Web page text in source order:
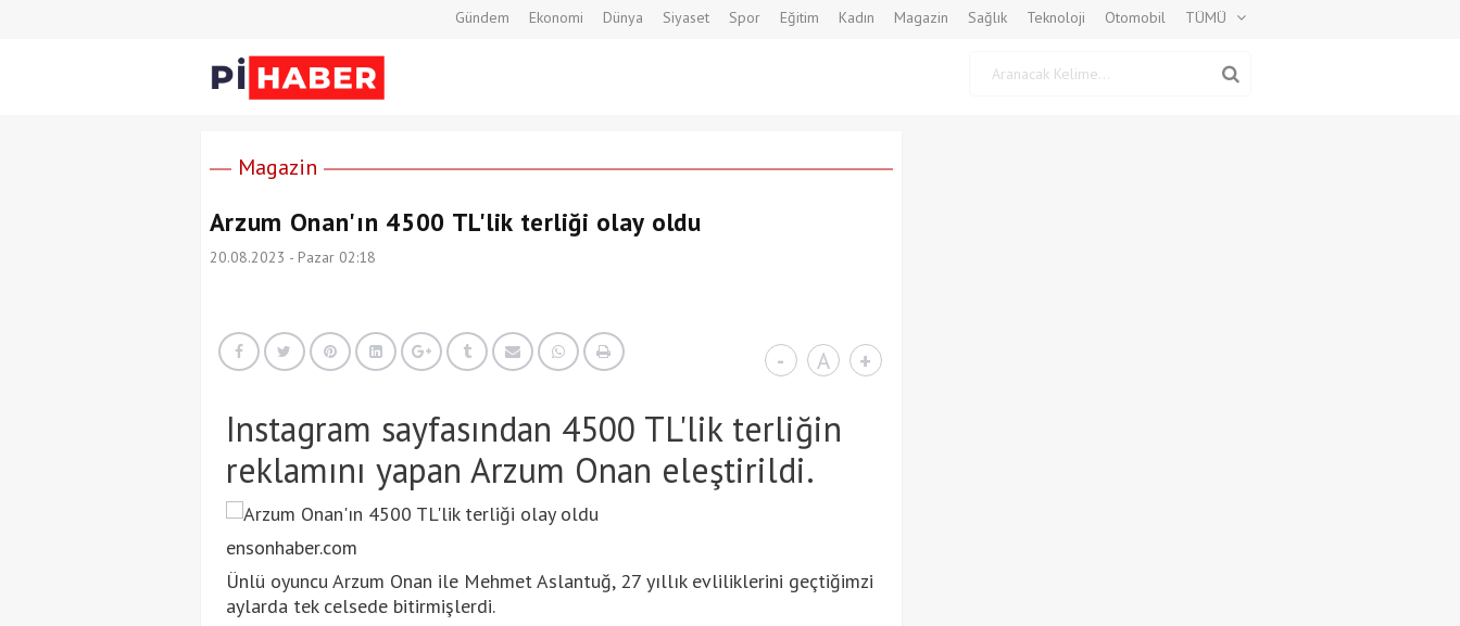
Gündem Ekonomi Dünya Siyaset Spor Eğitim Kadın Magazin Sağlık Teknoloji Otomobil TÜMÜ
Magazin
Arzum Onan'ın 4500 TL'lik terliği olay oldu
20.08.2023 - Pazar 02:18
- A +
Instagram sayfasından 4500 TL'lik terliğin
reklamını yapan Arzum Onan eleştirildi.
ensonhaber.com
Ünlü oyuncu Arzum Onan ile Mehmet Aslantuğ, 27 yıllık evliliklerini geçtiğimzi
aylarda tek celsede bitirmişlerdi.